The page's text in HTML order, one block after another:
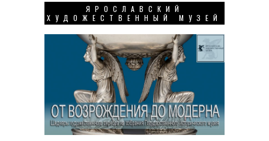
ЯРОСЛАВСКИЙ
ХУДОЖЕСТВЕННЫЙ МУЗЕЙ